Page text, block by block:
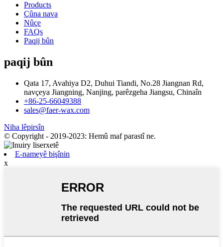
Products
Çûna nava
Nûçe
FAQs
Paqij bûn
paqij bûn
Qata 17, Avahiya D2, Duhui Tiandi, No.28 Jiangnan Rd,
navçeya Jiangning, Nanjing, parêzgeha Jiangsu, Chinaîn
+86-25-66049388
sales@faer-wax.com
Niha lêpirsîn
© Copyright - 2019-2023: Hemû maf parastî ne.
E-nameyê bişînin
x